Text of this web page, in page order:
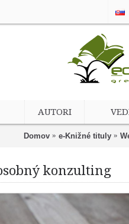
AUTORI
Domov e-Knižné tituly
konzulting